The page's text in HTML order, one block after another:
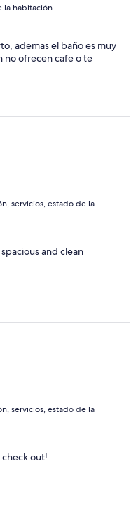
la habitación
ademas el baño es muy
no ofrecen cafe o te
servicios, estado de la
and clean
servicios, estado de la
out!